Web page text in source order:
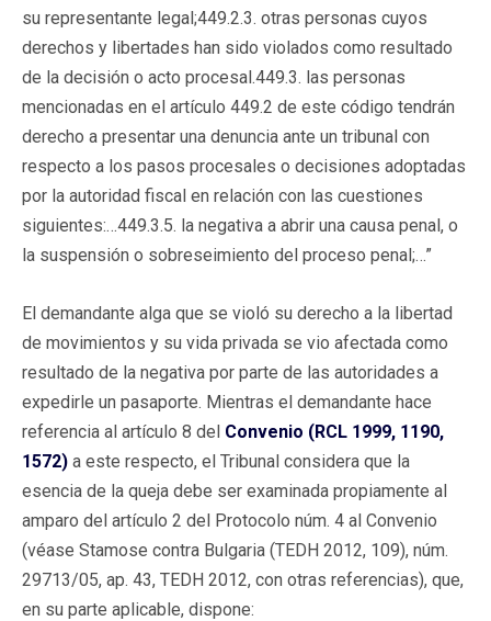
su representante legal;449.2.3. otras personas cuyos
derechos y libertades han sido violados como resultado
de la decisión o acto procesal.449.3. las personas
mencionadas en el artículo 449.2 de este código tendrán
derecho a presentar una denuncia ante un tribunal con
respecto a los pasos procesales o decisiones adoptadas
por la autoridad fiscal en relación con las cuestiones
siguientes:…449.3.5. la negativa a abrir una causa penal, o
la suspensión o sobreseimiento del proceso penal;…”
El demandante alga que se violó su derecho a la libertad
de movimientos y su vida privada se vio afectada como
resultado de la negativa por parte de las autoridades a
expedirle un pasaporte. Mientras el demandante hace
referencia al artículo 8 del Convenio (RCL 1999, 1190,
1572) a este respecto, el Tribunal considera que la
esencia de la queja debe ser examinada propiamente al
amparo del artículo 2 del Protocolo núm. 4 al Convenio
(véase Stamose contra Bulgaria (TEDH 2012, 109), núm.
29713/05, ap. 43, TEDH 2012, con otras referencias), que,
en su parte aplicable, dispone: